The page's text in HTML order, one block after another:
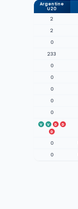
Argentine
U20
2
2
0
233
0
0
0
0
0
V V D
D
D
0
0